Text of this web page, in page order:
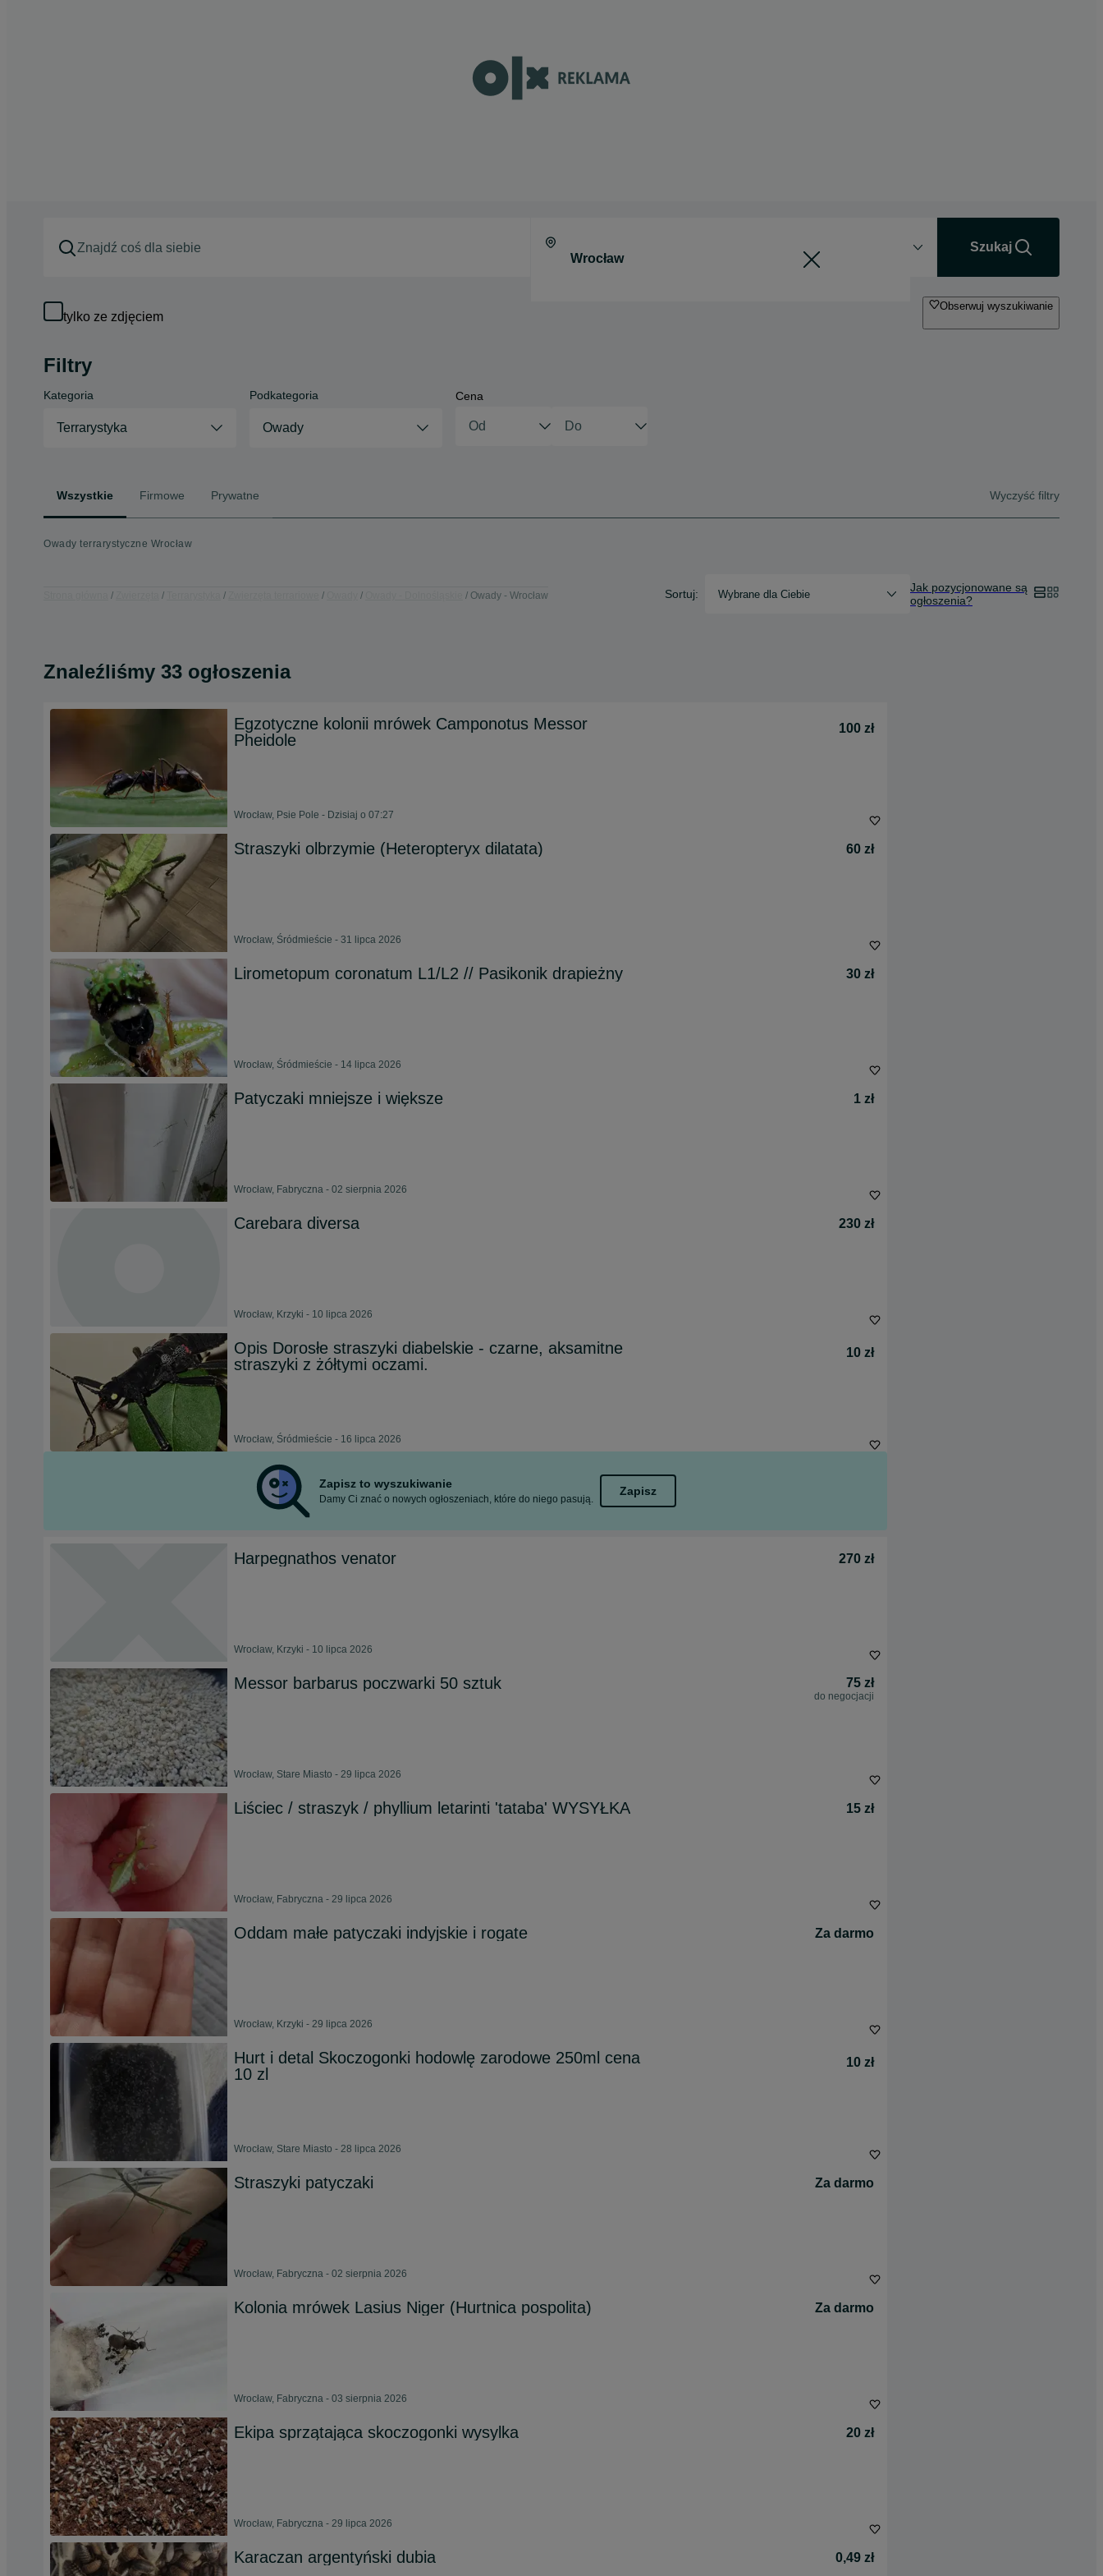
Szukaj
tylko ze zdjęciem
Obserwuj wyszukiwanie
Filtry
Kategoria
Terrarystyka
Podkategoria
Owady
Cena
Wszystkie Firmowe Prywatne Wyczyść filtry
Owady terrarystyczne Wrocław
Owady - Wrocław Sortuj: Wybrane dla Ciebie
Jak pozycjonowane są
ogłoszenia?
Znaleźliśmy 33 ogłoszenia
Egzotyczne kolonii mrówek Camponotus Messor
Pheidole
100 zł
Wrocław, Psie Pole - Dzisiaj o 07:27
Straszyki olbrzymie (Heteropteryx dilatata) 60 zł
Wrocław, Śródmieście - 31 lipca 2026
Lirometopum coronatum L1/L2 // Pasikonik drapieżny 30 zł
Wrocław, Śródmieście - 14 lipca 2026
Patyczaki mniejsze i większe 1 zł
Wrocław, Fabryczna - 02 sierpnia 2026
Carebara diversa 230 zł
Wrocław, Krzyki - 10 lipca 2026
Opis Dorosłe straszyki diabelskie - czarne, aksamitne
straszyki z żółtymi oczami.
10 zł
Wrocław, Śródmieście - 16 lipca 2026
Zapisz to wyszukiwanie
Damy Ci znać o nowych ogłoszeniach, które do niego pasują.
Zapisz
Harpegnathos venator 270 zł
Wrocław, Krzyki - 10 lipca 2026
Messor barbarus poczwarki 50 sztuk 75 zł
do negocjacji
Wrocław, Stare Miasto - 29 lipca 2026
Liściec / straszyk / phyllium letarinti 'tataba' WYSYŁKA 15 zł
Wrocław, Fabryczna - 29 lipca 2026
Oddam małe patyczaki indyjskie i rogate Za darmo
Wrocław, Krzyki - 29 lipca 2026
Hurt i detal Skoczogonki hodowlę zarodowe 250ml cena
10 zl
10 zł
Wrocław, Stare Miasto - 28 lipca 2026
Straszyki patyczaki Za darmo
Wrocław, Fabryczna - 02 sierpnia 2026
Kolonia mrówek Lasius Niger (Hurtnica pospolita) Za darmo
Wrocław, Fabryczna - 03 sierpnia 2026
Ekipa sprzątająca skoczogonki wysylka 20 zł
Wrocław, Fabryczna - 29 lipca 2026
Karaczan argentyński dubia 0,49 zł